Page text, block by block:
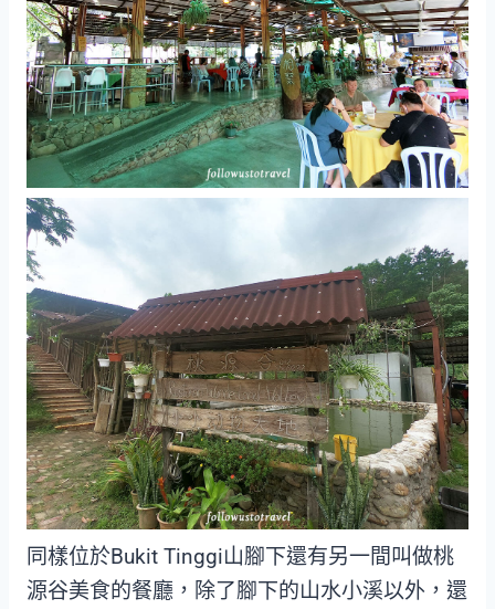
同樣位於Bukit Tinggi山腳下還有另一間叫做桃
源谷美食的餐廳，除了腳下的山水小溪以外，還